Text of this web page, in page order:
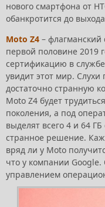
нового смартфона от
обанкротится до
Moto Z4 –
первой половине 2019
сертификацию в
увидит этот мир. Слухи
достаточно странную
Moto Z4 будет
поколения, а под
выделят всего 4 и 64
странное решение.
вряд ли у Moto
что у компании
управлением